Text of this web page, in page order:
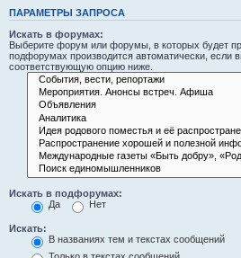
ПАРАМЕТРЫ ЗАПРОСА
Искать в форумах:
Выберите форум или форумы, в которых будет
подфорумах производится автоматически, если
соответствующую опцию ниже.
Искать в подфорумах:
Да
Нет
Искать:
В названиях тем и текстах сообщений